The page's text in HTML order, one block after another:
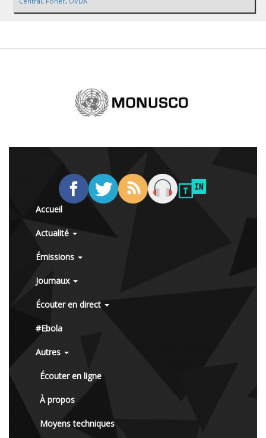
Accueil
Actualité
Émissions
Journaux
Écouter en direct
#Ebola
Autres
Écouter en ligne
À propos
Moyens techniques